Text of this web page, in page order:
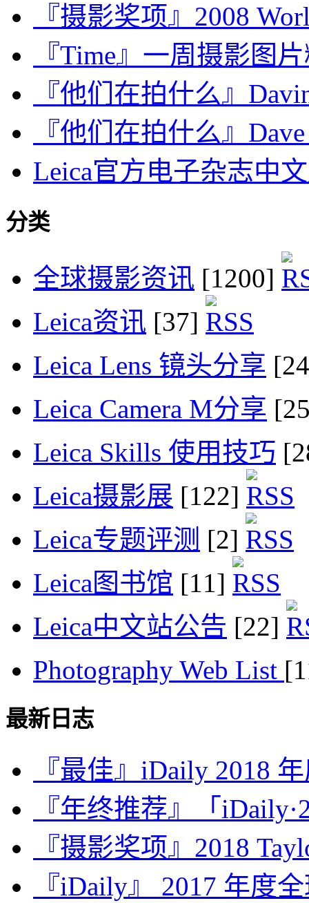
『摄影奖项』2008
『Time』一周摄影图
『他们在拍什么』
『他们在拍什么』
Leica官方电子杂志中
分类
全球摄影资讯 [1200]
Leica资讯 [37]
Leica Lens 镜头分享
Leica Camera M分享
Leica Skills 使用技巧
Leica摄影展 [122]
Leica专题评测 [2]
Leica图书馆 [11]
Leica中文站公告 [22]
Photography Web List
最新日志
『最佳』iDaily 2018
『年终推荐』「
『摄影奖项』2018
『iDaily』 2017 年度